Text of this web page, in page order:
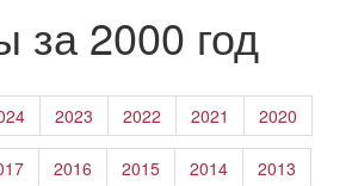
за 2000 год
2023 2022 2021 2020
2016 2015 2014 2013